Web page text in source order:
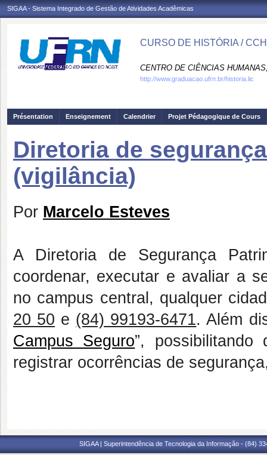
SIGAA - Sistema Integrado de Gestão de Atividades Acadêmicas
CURSO DE HISTÓRIA /
CENTRO DE CIÊNCIAS
http://www.graduacao.ufrn.br/historia.lic
Présentation Enseignement Calendrier Projet Pédagogique de Cours
Diretoria de
(vigilância)
Por Marcelo Esteves
A Diretoria de Segurança
coordenar, executar e avaliar a
no campus central, qualquer
20 50 e (84) 99193-6471. Além
Campus Seguro”, possibilitando
registrar ocorrências de
SIGAA | Superintendência de Tecnologia da Informação - (84)